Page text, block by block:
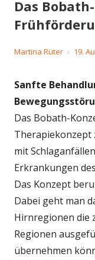
Das
Autor
Martina Rüter 19.
Sanfte
Das Bobath-
Therapiekonzept
mit
Erkrankungen
Das Konzept
Dabei geht man
Hirnregionen die
Regionen
übernehmen